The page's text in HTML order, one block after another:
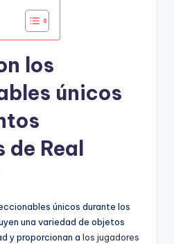
los
únicos
de Real
únicos durante los
una variedad de objetos
y proporcionan a los jugadores